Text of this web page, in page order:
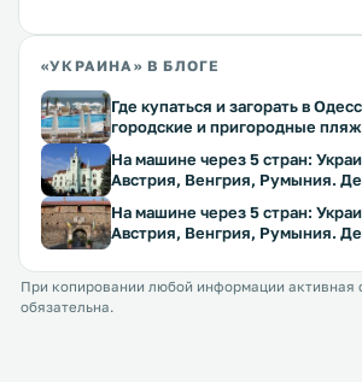
«УКРАИНА» В БЛОГЕ
Где купаться и загорать в
городские и пригородные
На машине через 5 стран:
Австрия, Венгрия, Румыния.
На машине через 5 стран:
Австрия, Венгрия, Румыния.
При копировании любой информации активная
обязательна.